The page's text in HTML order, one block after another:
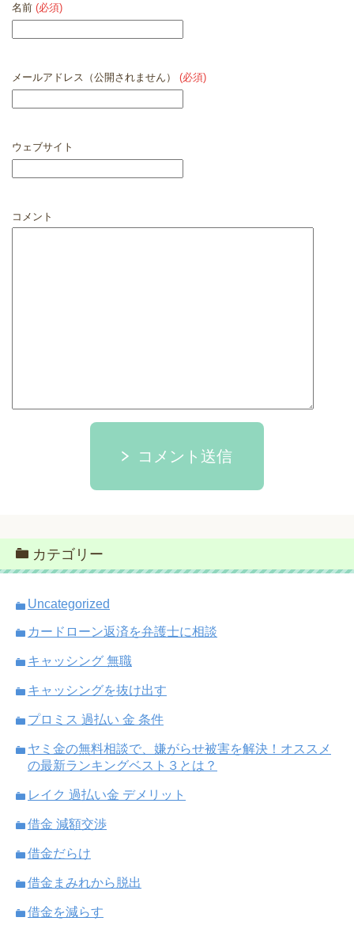
名前 (必須)
メールアドレス（公開されません） (必須)
ウェブサイト
コメント
コメント送信
カテゴリー
Uncategorized
カードローン返済を弁護士に相談
キャッシング 無職
キャッシングを抜け出す
プロミス 過払い 金 条件
ヤミ金の無料相談で、嫌がらせ被害を解決！オススメ
の最新ランキングベスト３とは？
レイク 過払い金 デメリット
借金 減額交渉
借金だらけ
借金まみれから脱出
借金を減らす